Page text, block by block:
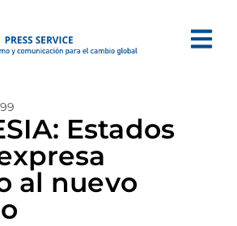
Estados
al nuevo